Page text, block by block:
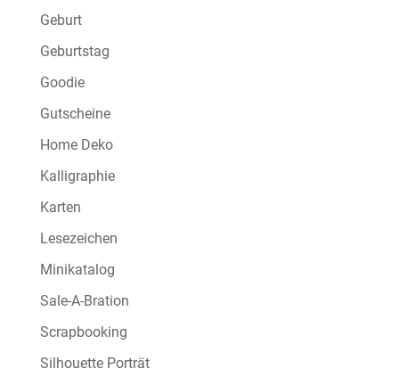
Geburt
Geburtstag
Goodie
Gutscheine
Home Deko
Kalligraphie
Karten
Lesezeichen
Minikatalog
Sale-A-Bration
Scrapbooking
Silhouette Porträt